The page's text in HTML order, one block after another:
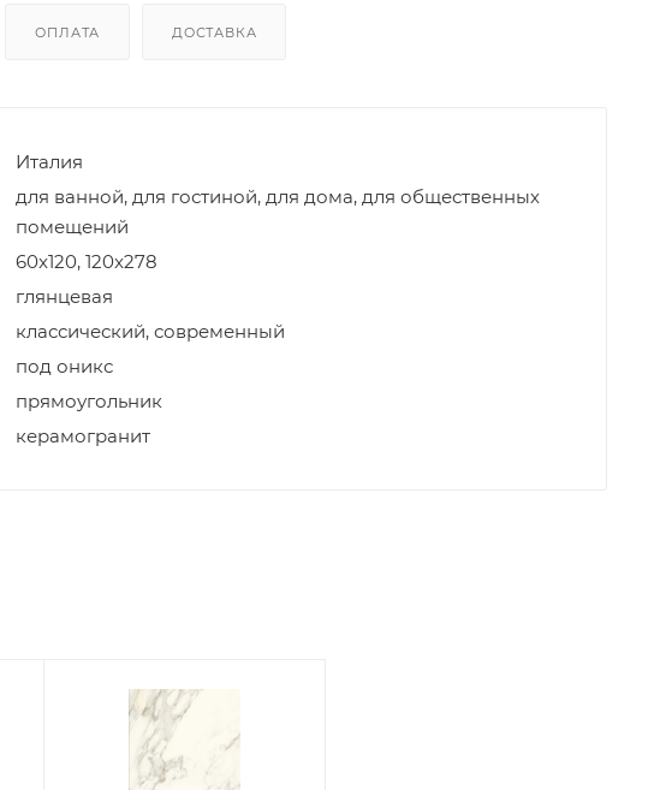
ОПЛАТА ДОСТАВКА
Италия
для ванной, для гостиной, для дома, для общественных
помещений
60x120, 120x278
глянцевая
классический, современный
под оникс
прямоугольник
керамогранит